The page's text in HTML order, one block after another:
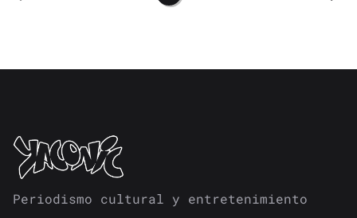
Periodismo cultural y entretenimiento